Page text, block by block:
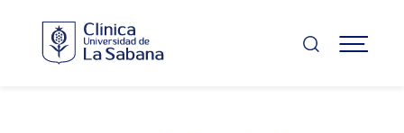
contenido
principal
MENÚ